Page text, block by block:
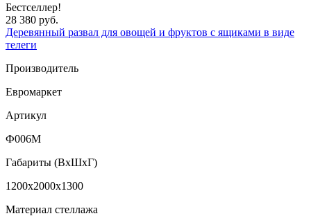
Бестселлер!
28 380 руб.
Деревянный развал для овощей и фруктов с ящиками в виде
телеги
Производитель
Евромаркет
Артикул
Ф006М
Габариты (ВxШxГ)
1200x2000x1300
Материал стеллажа